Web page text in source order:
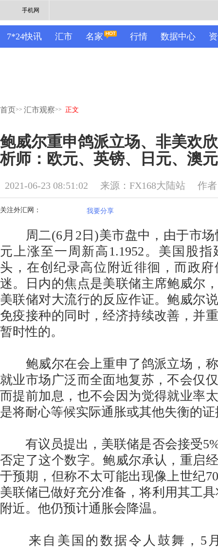
手机网
7*24快讯 汇市 名家 行情 数据中心
首页>> 汇市观察>> 正文
鲍威尔重申鸽派立场、非美欢
析师：欧元、英镑、日元、澳
2021-06-23 08:51:02 来源：FX168大陆站 作
关注外汇网： 我要分享
周二(6月2日)美市盘中，由于市场
元上涨至一周新高1.1952。美国股
头，在创纪录高位附近徘徊，而政
迷。日内的焦点是美联储主席鲍威尔
美联储对大流行的反应作证。鲍威尔
免疫接种的同时，经济持续改善，并
暂时性的。
鲍威尔在会上重申了鸽派立场，称
就业市场广泛而全面地复苏，不会仅
而提前加息，也不会因为觉得就业率
是将耐心等候实际通胀或其他失衡的
有议员提出，美联储是否会接受
否定了这个数字。鲍威尔承认，重启
于预期，但称不太可能出现像上世纪
美联储已做好充分准备，将利用其工
附近。他仍预计通胀会降温。
来自美国的数据令人鼓舞，5